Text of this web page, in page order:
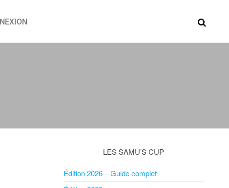
LES SAMU’S CUP
Édition 2026 – Guide complet